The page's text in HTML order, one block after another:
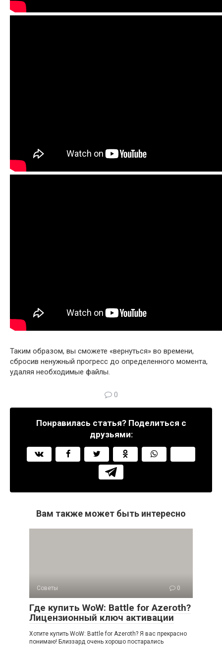
Таким образом, вы сможете «вернуться» во времени,
сбросив ненужный прогресс до определенного момента,
удаляя необходимые файлы.
0
Понравилась статья? Поделиться с
друзьями:
Вам также может быть интересно
Советы 0
Где купить WoW: Battle for Azeroth?
Лицензионный ключ активации
Хотите купить WoW: Battle for Azeroth? Я вас прекрасно
понимаю! Близзард очень хорошо постарались